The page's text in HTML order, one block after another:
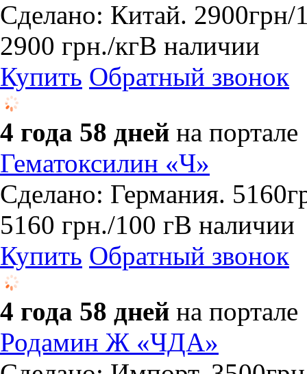
Сделано: Китай. 2900грн/
2900 грн./кгВ наличии
Купить Обратный звонок
4 года 58 дней на портале
Гематоксилин «Ч»
Сделано: Германия.
5160 грн./100 гВ наличии
Купить Обратный звонок
4 года 58 дней на портале
Родамин Ж «ЧДА»